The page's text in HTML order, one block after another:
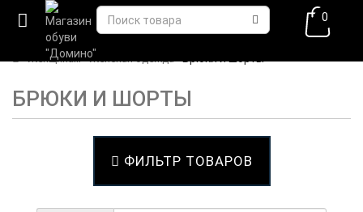
0
Женщинам Женская одежда
БРЮКИ И ШОРТЫ
ФИЛЬТР ТОВАРОВ